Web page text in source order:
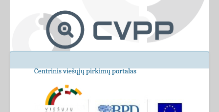
Centrinis viešųjų pirkimų portalas